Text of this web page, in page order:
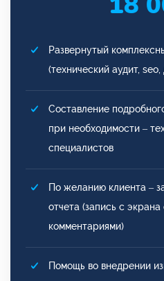
Развернутый
(технический аудит,
Составление
при необходимости –
специалистов
По желанию клиента –
отчета (запись с
комментариями)
Помощь во внедрении